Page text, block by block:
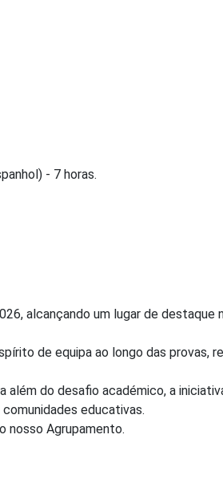
- 7 horas.
alcançando um lugar de destaque
de equipa ao longo das provas,
do desafio académico, a
educativas.
nosso Agrupamento.